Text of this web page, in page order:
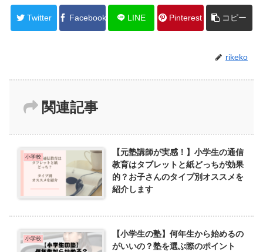
Twitter Facebook LINE Pinterest コピー
rikeko
関連記事
小学校
【元塾講師が実感！】小学生の通信
教育はタブレットと紙どっちが効果
的？お子さんのタイプ別オススメを
紹介します
小学校
【小学生の塾】何年生から始めるの
がいいの？塾を選ぶ際のポイント